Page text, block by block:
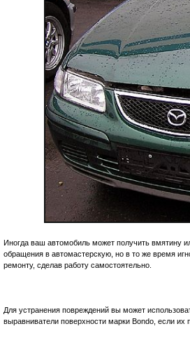
Иногда ваш автомобиль может получить вмятину
обращения в автомастерскую, но в то же время
ремонту, сделав работу самостоятельно.
Для устранения повреждений вы может
выравниватели поверхности марки Bondo, если